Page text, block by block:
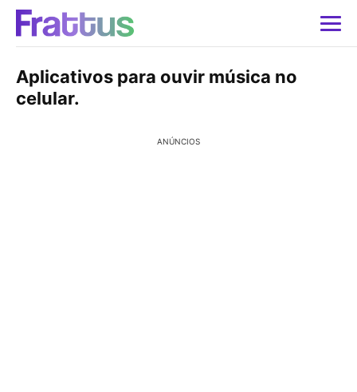
Aplicativos para ouvir música no
celular.
ANÚNCIOS